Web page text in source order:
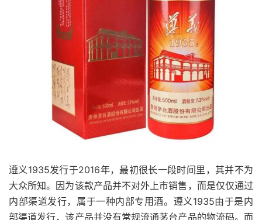
遵义1935发行于2016年，最初很长一段时间里，其并不为
大众所知。因为该款产品并不对外上市销售，而是仅仅通过
内部渠道发行，属于一种内部专用酒。遵义1935由于是内
部渠道发行，该产品并没有常规流通茅台产品的物流码。而